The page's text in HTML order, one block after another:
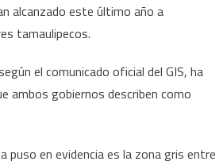
alcanzado este último año a
tamaulipecos.
el comunicado oficial del GIS, ha
ambos gobiernos describen como
puso en evidencia es la zona gris entre